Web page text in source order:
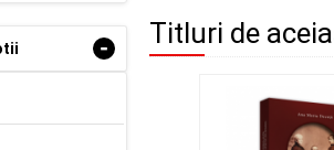
- Titluri de